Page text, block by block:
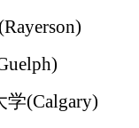
(Calgary)